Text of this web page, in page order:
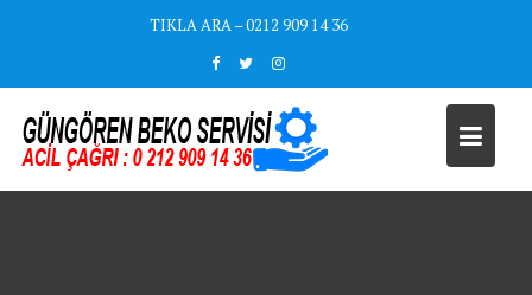
TIKLA ARA – 0212 909 14 36